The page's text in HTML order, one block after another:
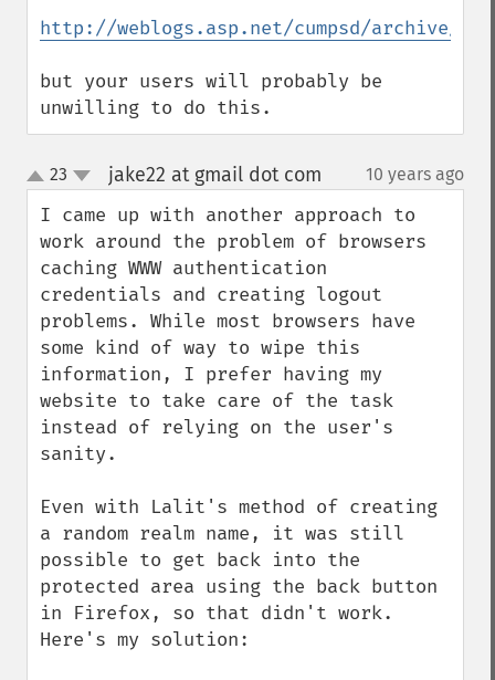
http://weblogs.asp.net/cumpsd/archive/
but your users will probably be
unwilling to do this.
up
down
23 jake22 at gmail dot com 10 years ago
I came up with another approach to
work around the problem of browsers
caching WWW authentication
credentials and creating logout
problems. While most browsers have
some kind of way to wipe this
information, I prefer having my
website to take care of the task
instead of relying on the user's
sanity.
Even with Lalit's method of creating
a random realm name, it was still
possible to get back into the
protected area using the back button
in Firefox, so that didn't work.
Here's my solution: